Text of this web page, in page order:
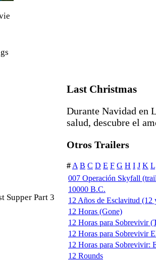
Supper Part 3
Last Christmas
Durante Navidad en
salud, descubre el
Otros Trailers
# A B C D E F G H I J K L
007 Operación Skyfall
10000 B.C.
12 Años de Esclavitud (12
12 Horas (Gone)
12 Horas para Sobrevivir
12 Horas para Sobrevivir
12 Horas para Sobrevivir:
12 Rounds